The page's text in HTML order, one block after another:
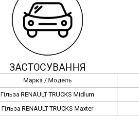
ЗАСТОСУВАННЯ
Марка / Модель
Гільза RENAULT TRUCKS Midlum
Гільза RENAULT TRUCKS Maxter